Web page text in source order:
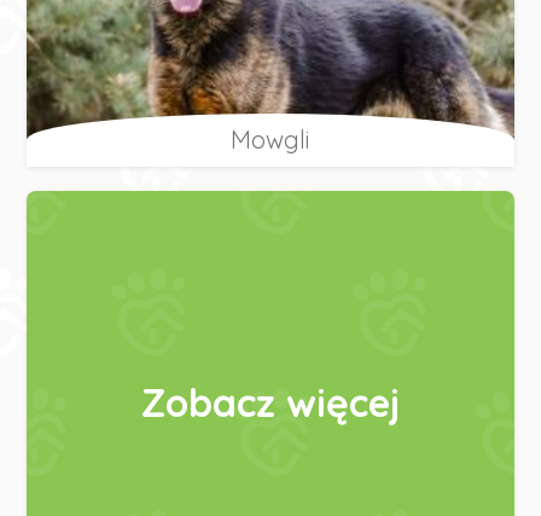
Mowgli
Zobacz więcej